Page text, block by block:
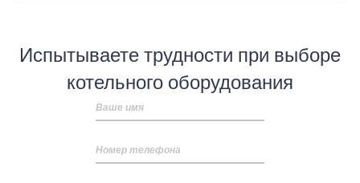
Испытываете трудности при выборе
котельного оборудования
Ваше имя
Номер телефона